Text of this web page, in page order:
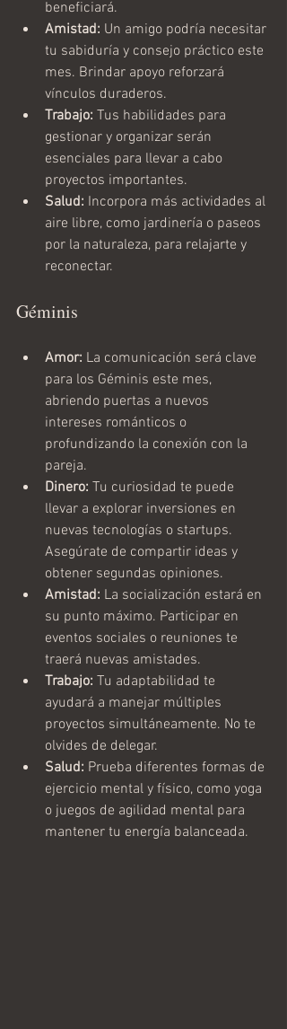
beneficiará.
Amistad: Un amigo podría necesitar
tu sabiduría y consejo práctico este
mes. Brindar apoyo reforzará
vínculos duraderos.
Trabajo: Tus habilidades para
gestionar y organizar serán
esenciales para llevar a cabo
proyectos importantes.
Salud: Incorpora más actividades al
aire libre, como jardinería o paseos
por la naturaleza, para relajarte y
reconectar.
Géminis
Amor: La comunicación será clave
para los Géminis este mes,
abriendo puertas a nuevos
intereses románticos o
profundizando la conexión con la
pareja.
Dinero: Tu curiosidad te puede
llevar a explorar inversiones en
nuevas tecnologías o startups.
Asegúrate de compartir ideas y
obtener segundas opiniones.
Amistad: La socialización estará en
su punto máximo. Participar en
eventos sociales o reuniones te
traerá nuevas amistades.
Trabajo: Tu adaptabilidad te
ayudará a manejar múltiples
proyectos simultáneamente. No te
olvides de delegar.
Salud: Prueba diferentes formas de
ejercicio mental y físico, como yoga
o juegos de agilidad mental para
mantener tu energía balanceada.